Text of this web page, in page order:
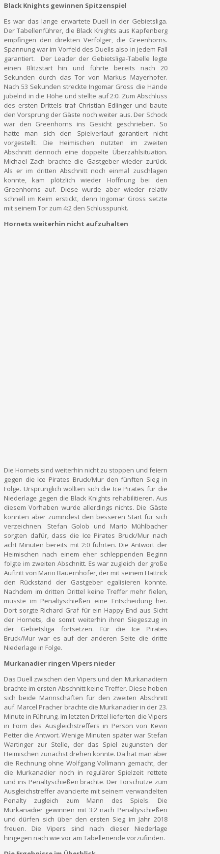
Black Knights gewinnen Spitzenspiel
Es war das lange erwartete Duell in der Gebietsliga.
Der Tabellenführer, die Black Knights aus Kapfenberg
empfingen den direkten Verfolger, die Greenhorns.
Spannung war im Vorfeld des Duells also in jedem Fall
garantiert. Der Leader der Gebietsliga-Tabelle legte
einen Blitzstart hin und führte bereits nach 20
Sekunden durch das Tor von Markus Mayerhofer.
Nach 53 Sekunden streckte Ingomar Gross die Hände
jubelnd in die Höhe und stellte auf 2:0. Zum Abschluss
des ersten Drittels traf Christian Edlinger und baute
den Vorsprung der Gäste noch weiter aus. Der Schock
war den Greenhorns ins Gesicht geschrieben. So
hatte man sich den Spielverlauf garantiert nicht
vorgestellt. Die Heimischen nutzten im zweiten
Abschnitt dennoch eine doppelte Überzahlsituation.
Michael Zach brachte die Gastgeber wieder zurück.
Als er im dritten Abschnitt noch einmal zuschlagen
konnte, kam plötzlich wieder Hoffnung bei den
Greenhorns auf. Diese wurde aber wieder relativ
schnell im Keim erstickt, denn Ingomar Gross setzte
mit seinem Tor zum 4:2 den Schlusspunkt.
Hornets weiterhin nicht aufzuhalten
Die Hornets sind weiterhin nicht zu stoppen und feiern
gegen die Ice Pirates Bruck/Mur den fünften Sieg in
Folge. Ursprünglich wollten sich die Ice Pirates für die
Niederlage gegen die Black Knights rehabilitieren. Aus
diesem Vorhaben wurde allerdings nichts. Die Gäste
konnten aber zumindest den besseren Start für sich
verzeichnen. Stefan Golob und Mario Mühlbacher
sorgten dafür, dass die Ice Pirates Bruck/Mur nach
acht Minuten bereits mit 2:0 führten. Die Antwort der
Heimischen nach einem eher schleppenden Beginn
folgte im zweiten Abschnitt. Es war zugleich der große
Auftritt von Mario Bauernhofer, der mit seinem Hattrick
den Rückstand der Gastgeber egalisieren konnte.
Nachdem im dritten Drittel keine Treffer mehr fielen,
musste im Penaltyschießen eine Entscheidung her.
Dort sorgte Richard Graf für ein Happy End aus Sicht
der Hornets, die somit weiterhin ihren Siegeszug in
der Gebietsliga fortsetzen. Für die Ice Pirates
Bruck/Mur war es auf der anderen Seite die dritte
Niederlage in Folge.
Murkanadier ringen Vipers nieder
Das Duell zwischen den Vipers und den Murkanadiern
brachte im ersten Abschnitt keine Treffer. Diese hoben
sich beide Mannschaften für den zweiten Abschnitt
auf. Marcel Pracher brachte die Murkanadier in der 23.
Minute in Führung. Im letzten Drittel lieferten die Vipers
in Form des Ausgleichstreffers in Person von Kevin
Petter die Antwort. Wenige Minuten später war Stefan
Wartinger zur Stelle, der das Spiel zugunsten der
Heimischen zunächst drehen konnte. Da hat man aber
die Rechnung ohne Wolfgang Vollmann gemacht, der
die Murkanadier noch in regulärer Spielzeit rettete
und ins Penaltyschießen brachte. Der Torschütze zum
Ausgleichstreffer avancierte mit seinem verwandelten
Penalty zugleich zum Mann des Spiels. Die
Murkanadier gewinnen mit 3:2 nach Penaltyschießen
und dürfen sich über den ersten Sieg im Jahr 2018
freuen. Die Vipers sind nach dieser Niederlage
hingegen nach wie vor am Tabellenende vorzufinden.